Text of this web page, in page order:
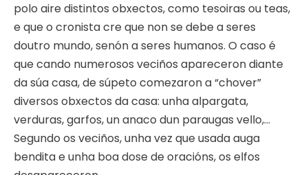
polo aire distintos obxectos, como tesoiras ou teas,
e que o cronista cre que non se debe a seres
doutro mundo, senón a seres humanos. O caso é
que cando numerosos veciños apareceron diante
da súa casa, de súpeto comezaron a “chover”
diversos obxectos da casa: unha alpargata,
verduras, garfos, un anaco dun paraugas vello,…
Segundo os veciños, unha vez que usada auga
bendita e unha boa dose de oracións, os elfos